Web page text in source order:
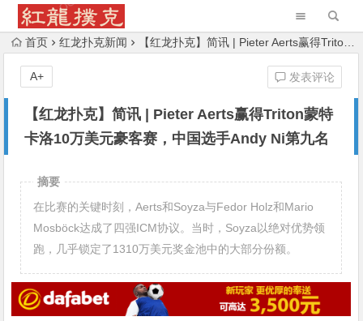
首页 红龙扑克新闻 【红龙扑克】简讯 | Pieter Aerts赢得Triton蒙特卡洛10万美元豪客赛，中国选手Andy Ni第九名
【红龙扑克】简讯 | Pieter Aerts赢得Triton蒙特
卡洛10万美元豪客赛，中国选手Andy Ni第九名
发表评论
A+
摘要
在比赛的关键时刻，Aerts和Soyza与Fedor Holz和Mario
Mosböck达成了四强ICM协议。当时，Soyza以绝对优势领
跑，几乎锁定了1310万美元奖金池中的大部分份额。